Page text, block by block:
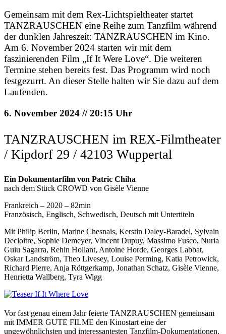
Gemeinsam mit dem Rex-Lichtspieltheater startet
TANZRAUSCHEN eine Reihe zum Tanzfilm während
der dunklen Jahreszeit: TANZRAUSCHEN im Kino.
Am 6. November 2024 starten wir mit dem
faszinierenden Film „If It Were Love“. Die weiteren
Termine stehen bereits fest. Das Programm wird noch
festgezurrt. An dieser Stelle halten wir Sie dazu auf dem
Laufenden.
6. November 2024 // 20:15 Uhr
TANZRAUSCHEN im REX-Filmtheater
/ Kipdorf 29 / 42103 Wuppertal
Ein Dokumentarfilm von Patric Chiha
nach dem Stück CROWD von Gisèle Vienne
Frankreich – 2020 – 82min
Französisch, Englisch, Schwedisch, Deutsch mit Untertiteln
Mit Philip Berlin, Marine Chesnais, Kerstin Daley-Baradel, Sylvain
Decloitre, Sophie Demeyer, Vincent Dupuy, Massimo Fusco, Nuria
Guiu Sagarra, Rehin Hollant, Antoine Horde, Georges Labbat,
Oskar Landström, Theo Livesey, Louise Perming, Katia Petrowick,
Richard Pierre, Anja Röttgerkamp, Jonathan Schatz, Gisèle Vienne,
Henrietta Wallberg, Tyra Wigg
Vor fast genau einem Jahr feierte TANZRAUSCHEN gemeinsam
mit IMMER GUTE FILME den Kinostart eine der
ungewöhnlichsten und interessantesten Tanzfilm-Dokumentationen.